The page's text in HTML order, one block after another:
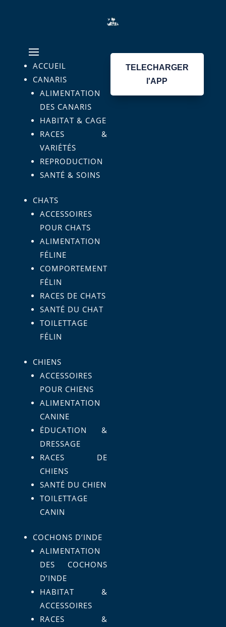
ACCUEIL
CANARIS
ALIMENTATION
DES CANARIS
HABITAT & CAGE
RACES &
VARIÉTÉS
REPRODUCTION
SANTÉ & SOINS
CHATS
ACCESSOIRES
POUR CHATS
ALIMENTATION
FÉLINE
COMPORTEMENT
FÉLIN
RACES DE CHATS
SANTÉ DU CHAT
TOILETTAGE
FÉLIN
CHIENS
ACCESSOIRES
POUR CHIENS
ALIMENTATION
CANINE
ÉDUCATION &
DRESSAGE
RACES DE
CHIENS
SANTÉ DU CHIEN
TOILETTAGE
CANIN
COCHONS D’INDE
ALIMENTATION
DES COCHONS
D’INDE
HABITAT &
ACCESSOIRES
RACES &
TELECHARGER
l'APP